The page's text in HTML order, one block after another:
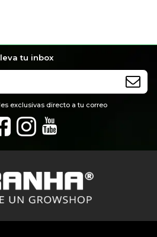
tu inbox
exclusivas directo a tu correo